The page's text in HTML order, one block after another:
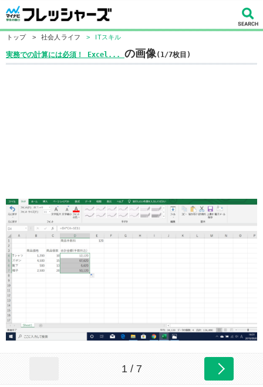
トップ > 社会人ライフ > ITスキル
実務での計算には必須！ Excel... の画像(1/7枚目)
1 / 7